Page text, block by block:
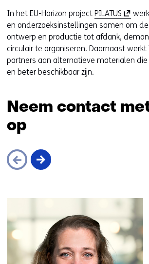
In het EU-Horizon project PILATUS (
o
p
e
n
n
s
r
(
en onderzoeksinstellingen samen om
ontwerp en productie tot afdank,
circulair te organiseren. Daarnaast
partners aan alternatieve materialen
en beter beschikbaar zijn.
Neem contact
op
(Neem
contact
met